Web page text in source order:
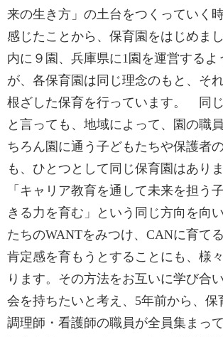
来の生き方」の土台をつくっていく
感じたことから、保育園をはじめま
内に９園、兵庫県に1園を運営するよ
が、各保育園は同じ理念のもと、そ
根ざした保育を行っています。 同じ
と言っても、地域によって、園の職
ちろん園に通う子どもたちや保護者
も、ひとつとして同じ保育園はあり
「キャリア教育を通して未来を担う
きる力を育む」という同じ方向を向
たちのWANTをみつけ、CANに育て
肯定感を育もうとすることにも、様
ります。その方法をお互いに学び合
会を持ちたいと考え、5年前から、保
調理師・看護師の職員が全員集まっ